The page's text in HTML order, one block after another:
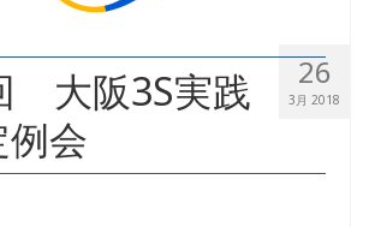
26
3月 2018
大阪3S実践
会